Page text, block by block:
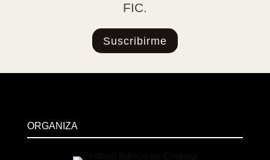
FIC.
Suscribirme
ORGANIZA